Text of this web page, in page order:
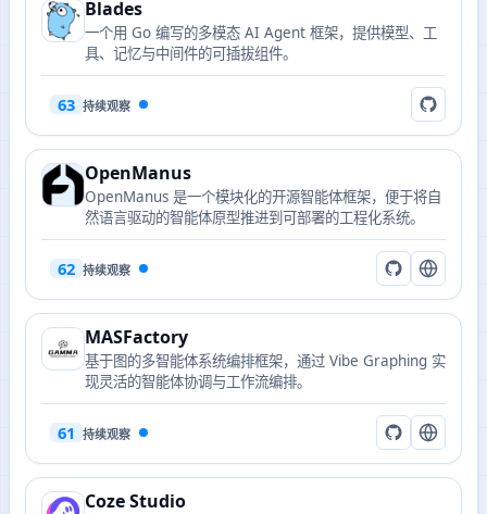
Blades
一个用 Go 编写的多模态 AI Agent 框架，提供模型、工
具、记忆与中间件的可插拔组件。
63 持续观察
OpenManus
OpenManus 是一个模块化的开源智能体框架，便于将自
然语言驱动的智能体原型推进到可部署的工程化系统。
62 持续观察
MASFactory
基于图的多智能体系统编排框架，通过 Vibe Graphing 实
现灵活的智能体协调与工作流编排。
61 持续观察
Coze Studio